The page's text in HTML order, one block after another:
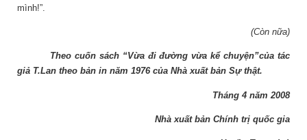
mình!”.
(Còn nữa)
Theo cuốn sách “Vừa đi đường vừa kể chuyện”của tác
giả T.Lan theo bản in năm 1976 của Nhà xuất bản Sự thật.
Tháng 4 năm 2008
Nhà xuất bản Chính trị quốc gia